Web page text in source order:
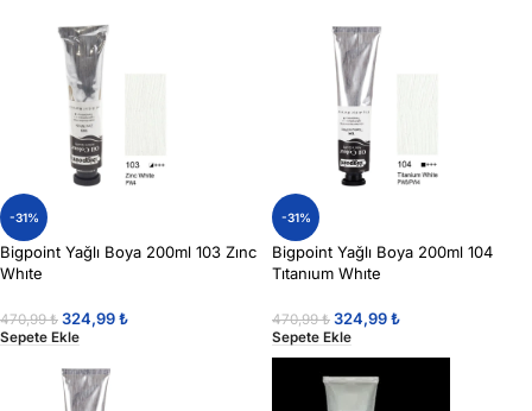
-31%
Bigpoint Yağlı Boya 200ml 103 Zınc
Whıte
470,99₺ 324,99₺
Sepete Ekle
-31%
Bigpoint Yağlı Boya 200ml 104
Tıtanıum Whıte
470,99₺ 324,99₺
Sepete Ekle